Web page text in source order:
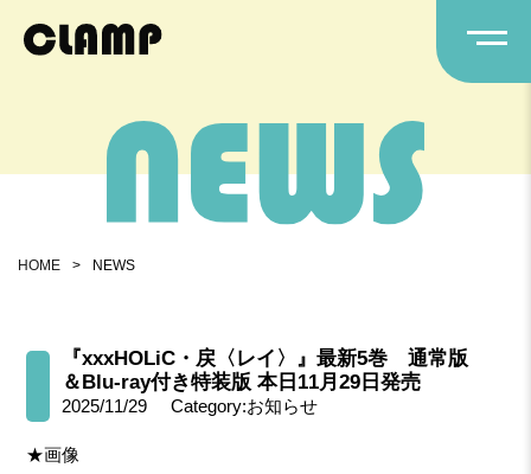
HOME > NEWS
『xxxHOLiC・戻〈レイ〉』最新5巻 通常版
＆Blu-ray付き特装版 本日11月29日発売
2025/11/29 Category:お知らせ
★画像